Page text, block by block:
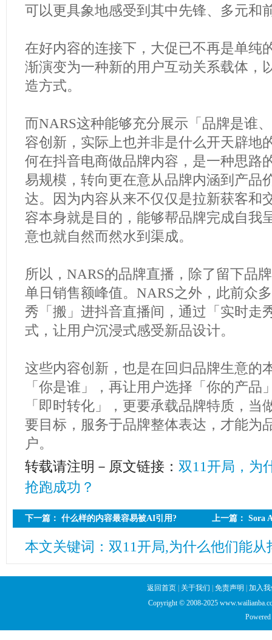
可以更具象地感受到其中先锋、多元和
在好内容的连接下，大促已不再是单纯
渐演变为一种新的用户互动关系载体，
造方式。
而NARS这种能够充分展示「品牌是谁
容创新，实际上也并非是什么开天辟地
何在抖音电商做品牌内容，是一种思
易规模，转向更在意从品牌内涵到产品
达。因为内容从来不仅仅是拉新获客和
容本身就是目的，能够帮品牌完成自我
意也就自然而然水到渠成。
所以，NARS的品牌直播，除了留下品
单日销售额峰值。NARS之外，此前众
秀「搬」进抖音直播间，通过「实时走
式，让用户沉浸式感受新品设计。
这些内容创新，也是在回归品牌生意的
「你是谁」，再让用户选择「你的产品
「即时转化」，更要承载品牌特质，当
要目标，服务于品牌整体表达，才能为
户。
转载请注明－原文链接： 双11开局，为
抢跑成功？
上一篇： Sora
下一篇： 什么样的内容最容易被AI引用?
本文关键词：双11开局,为什么他们能
返回首页 关于我们 免责声明
加入
Copyright © 2008-2025